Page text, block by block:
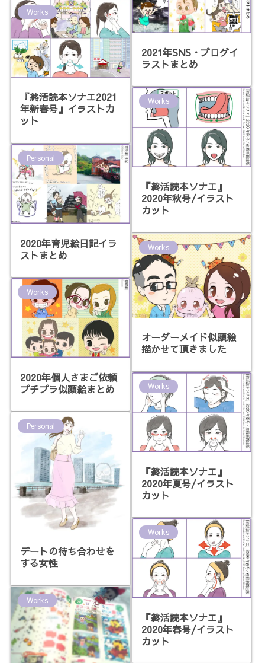
2021年SNS・ブログイ
ラストまとめ
Works
『終活読本ソナエ2021
年新春号』イラストカ
ット
Works
『終活読本ソナエ』
2020年秋号/イラスト
カット
Personal
2020年育児絵日記イラ
ストまとめ
Works
オーダーメイド似顔絵
描かせて頂きました
Works
2020年個人さまご依頼
プチプラ似顔絵まとめ
Works
『終活読本ソナエ』
2020年夏号/イラスト
カット
Personal
デートの待ち合わせを
する女性
Works
『終活読本ソナエ』
2020年春号/イラスト
カット
Works